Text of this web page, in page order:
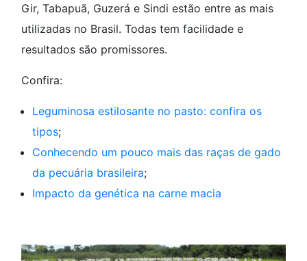
Gir, Tabapuã, Guzerá e Sindi estão entre as mais
utilizadas no Brasil. Todas tem facilidade e
resultados são promissores.
Confira:
Leguminosa estilosante no pasto: confira os
tipos;
Conhecendo um pouco mais das raças de gado
da pecuária brasileira;
Impacto da genética na carne macia